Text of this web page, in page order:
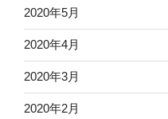
2020年5月
2020年4月
2020年3月
2020年2月